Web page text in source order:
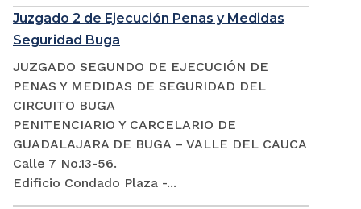
Juzgado 2 de Ejecución Penas y Medidas
Seguridad Buga
JUZGADO SEGUNDO DE EJECUCIÓN DE
PENAS Y MEDIDAS DE SEGURIDAD DEL
CIRCUITO BUGA
PENITENCIARIO Y CARCELARIO DE
GUADALAJARA DE BUGA – VALLE DEL CAUCA
Calle 7 No.13-56.
Edificio Condado Plaza -...